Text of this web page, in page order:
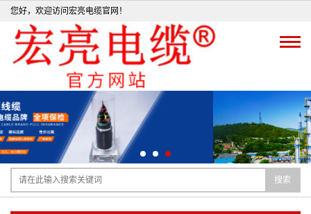
您好，欢迎访问宏亮电缆官网！
搜索